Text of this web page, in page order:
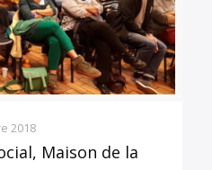
2018
Maison de la